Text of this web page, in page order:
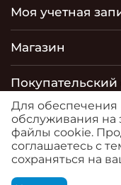
Моя учетная
Магазин
Покупательский
Контакты
© 2026
Для обеспечения
обслуживания на
файлы cookie.
соглашаетесь с
сохраняться на